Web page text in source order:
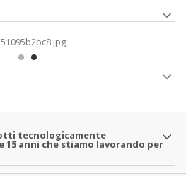
tecnologicamente
15 anni che stiamo lavorando per